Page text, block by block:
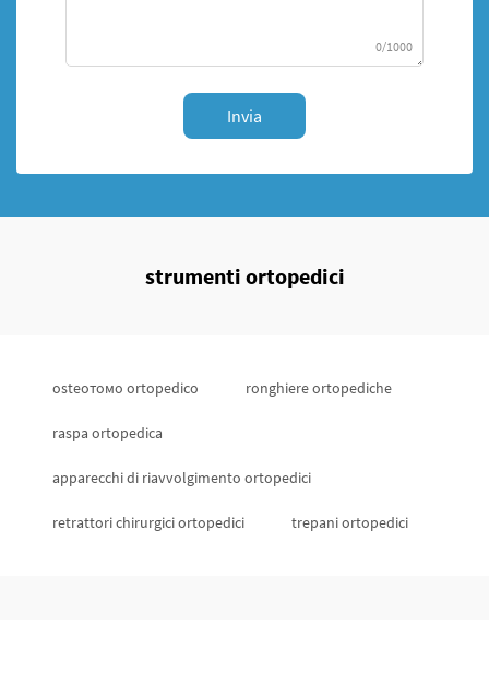
0/1000
Invia
strumenti ortopedici
osteoтомo ortopedico ronghiere ortopediche
raspa ortopedica
apparecchi di riavvolgimento ortopedici
retrattori chirurgici ortopedici trepani ortopedici